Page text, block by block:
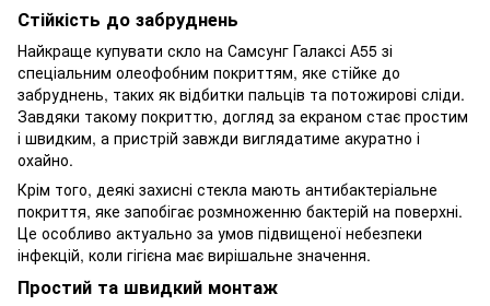
Стійкість до забруднень
Найкраще купувати скло на Самсунг Галаксі А55 зі
спеціальним олеофобним покриттям, яке стійке до
забруднень, таких як відбитки пальців та потожирові сліди.
Завдяки такому покриттю, догляд за екраном стає простим
і швидким, а пристрій завжди виглядатиме акуратно і
охайно.
Крім того, деякі захисні стекла мають антибактеріальне
покриття, яке запобігає розмноженню бактерій на поверхні.
Це особливо актуально за умов підвищеної небезпеки
інфекцій, коли гігієна має вирішальне значення.
Простий та швидкий монтаж